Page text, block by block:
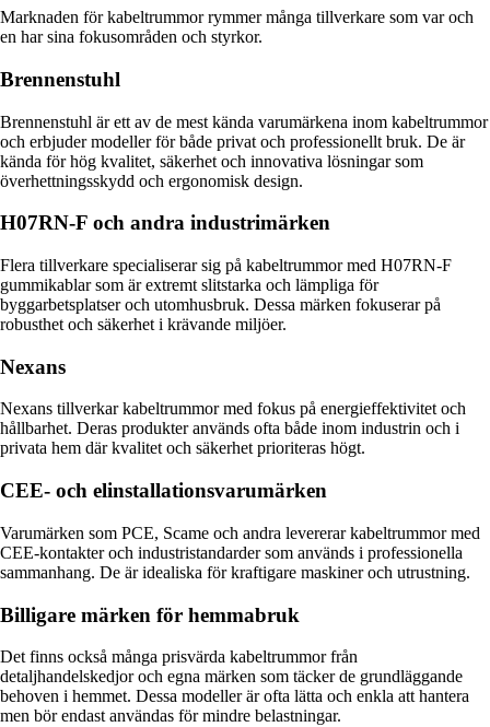
Marknaden för kabeltrummor rymmer många tillverkare som var och
en har sina fokusområden och styrkor.
Brennenstuhl
Brennenstuhl är ett av de mest kända varumärkena inom kabeltrummor
och erbjuder modeller för både privat och professionellt bruk. De är
kända för hög kvalitet, säkerhet och innovativa lösningar som
överhettningsskydd och ergonomisk design.
H07RN-F och andra industrimärken
Flera tillverkare specialiserar sig på kabeltrummor med H07RN-F
gummikablar som är extremt slitstarka och lämpliga för
byggarbetsplatser och utomhusbruk. Dessa märken fokuserar på
robusthet och säkerhet i krävande miljöer.
Nexans
Nexans tillverkar kabeltrummor med fokus på energieffektivitet och
hållbarhet. Deras produkter används ofta både inom industrin och i
privata hem där kvalitet och säkerhet prioriteras högt.
CEE- och elinstallationsvarumärken
Varumärken som PCE, Scame och andra levererar kabeltrummor med
CEE-kontakter och industristandarder som används i professionella
sammanhang. De är idealiska för kraftigare maskiner och utrustning.
Billigare märken för hemmabruk
Det finns också många prisvärda kabeltrummor från
detaljhandelskedjor och egna märken som täcker de grundläggande
behoven i hemmet. Dessa modeller är ofta lätta och enkla att hantera
men bör endast användas för mindre belastningar.